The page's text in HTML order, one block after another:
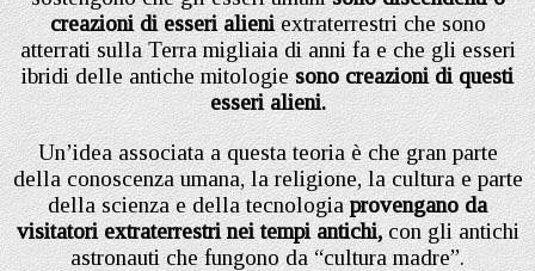
creazioni di esseri alieniextraterrestri che sono
atterrati sulla Terra migliaia di anni fa e che gli esseri
ibridi delle antiche mitologiesono creazioni di questi
esseri alieni.
Un’idea associata a questa teoria è che gran parte
della conoscenza umana, la religione, la cultura e parte
della scienza e della tecnologiaprovengano da
visitatori extraterrestri nei tempi antichi,con gli antichi
astronauti che fungono da “cultura madre”.